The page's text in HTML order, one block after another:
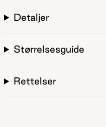
Detaljer
Størrelsesguide
Rettelser